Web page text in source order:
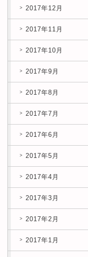
2017年12月
2017年11月
2017年10月
2017年9月
2017年8月
2017年7月
2017年6月
2017年5月
2017年4月
2017年3月
2017年2月
2017年1月